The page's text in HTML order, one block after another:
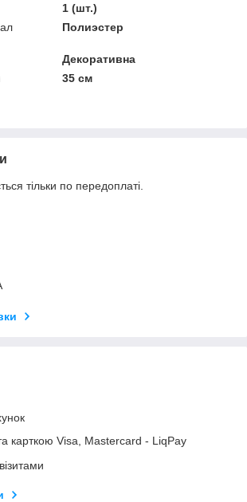
1 (шт.)
Полиэстер
Декоративна
35 см
тільки по передоплаті.
карткою Visa, Mastercard - LiqPay